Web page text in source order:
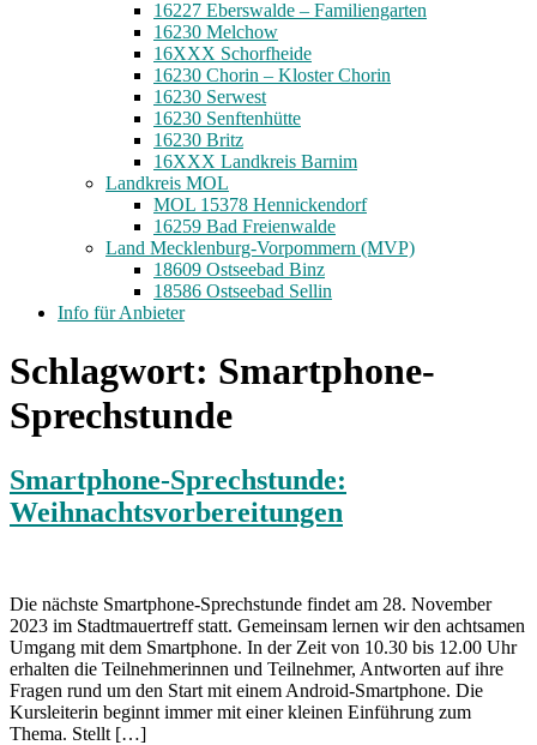
16227 Eberswalde – Familiengarten
16230 Melchow
16XXX Schorfheide
16230 Chorin – Kloster Chorin
16230 Serwest
16230 Senftenhütte
16230 Britz
16XXX Landkreis Barnim
Landkreis MOL
MOL 15378 Hennickendorf
16259 Bad Freienwalde
Land Mecklenburg-Vorpommern (MVP)
18609 Ostseebad Binz
18586 Ostseebad Sellin
Info für Anbieter
Schlagwort: Smartphone-
Sprechstunde
Smartphone-Sprechstunde:
Weihnachtsvorbereitungen
Die nächste Smartphone-Sprechstunde findet am 28. November
2023 im Stadtmauertreff statt. Gemeinsam lernen wir den achtsamen
Umgang mit dem Smartphone. In der Zeit von 10.30 bis 12.00 Uhr
erhalten die Teilnehmerinnen und Teilnehmer, Antworten auf ihre
Fragen rund um den Start mit einem Android-Smartphone. Die
Kursleiterin beginnt immer mit einer kleinen Einführung zum
Thema. Stellt […]